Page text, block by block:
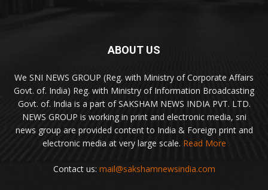
ABOUT US
We SNI NEWS GROUP (Reg. with Ministry of Corporate Affairs
Govt. of. India) Reg. with Ministry of Information Broadcasting
Govt. of. India is a part of SAKSHAM NEWS INDIA PVT. LTD.
NEWS GROUP is working in print and electronic media, sni
news group are provided content to India & Foreign print and
electronic media at very large scale. Read More
Contact us: mail@sakshamnewsindia.com